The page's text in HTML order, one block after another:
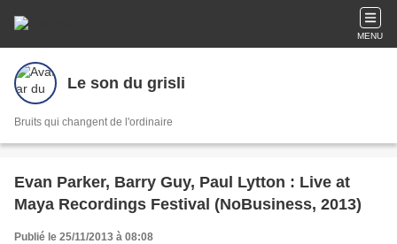
MENU
Le son du grisli
Bruits qui changent de l'ordinaire
Evan Parker, Barry Guy, Paul Lytton : Live at
Maya Recordings Festival (NoBusiness, 2013)
Publié le 25/11/2013 à 08:08